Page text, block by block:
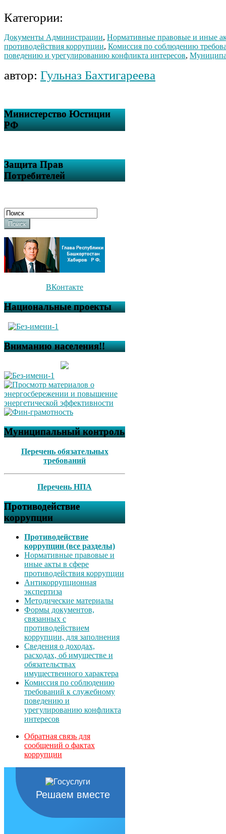
Категории:
Документы Администрации, Нормативные правовые и иные
противодействия коррупции, Комиссия по соблюдению
поведению и урегулированию конфликта интересов,
автор: Гульназ Бахтигареева
Министерство Юстиции
РФ
Защита Прав
Потребителей
Поиск
ВКонтакте
Национальные проекты
Вниманию населения!!
Муниципальный контроль
Перечень обязательных
требований
Перечень НПА
Противодействие
коррупции
Противодействие
коррупции (все разделы)
Нормативные правовые и
иные акты в сфере
противодействия коррупции
Антикоррупционная
экспертиза
Методические материалы
Формы документов,
связанных с
противодействием
коррупции, для заполнения
Сведения о доходах,
расходах, об имуществе и
обязательствах
имущественного характера
Комиссия по соблюдению
требований к служебному
поведению и
урегулированию конфликта
интересов
Обратная связь для
сообщений о фактах
коррупции
Решаем вместе